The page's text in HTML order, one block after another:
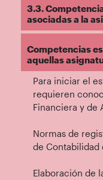
3.3.
asociadas a la
Competencias
aquellas
Para iniciar el
requieren
Financiera y de
Normas de
de Contabilidad
Elaboración de